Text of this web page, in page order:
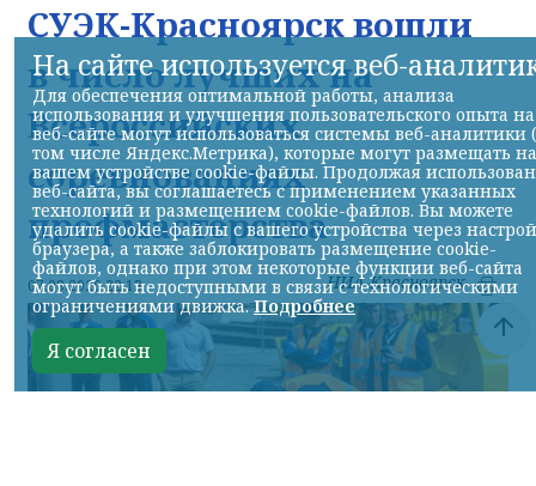
СУЭК-Красноярск вошли
в число лучших на
Всероссийских
соревнованиях
профмастерства
07.08.2026 22:13 НИА-Красноярск
На сайте используется веб-
Для обеспечения оптимальной работы, анализа
использования и улучшения пользовательского опыта на
веб-сайте могут использоваться системы веб-аналитики
том числе Яндекс.Метрика), которые могут размещать на
вашем устройстве cookie-файлы. Продолжая
веб-сайта, вы соглашаетесь с применением указанных
технологий и размещением cookie-файлов. Вы можете
удалить cookie-файлы с вашего устройства через
браузера, а также заблокировать размещение cookie-
файлов, однако при этом некоторые функции веб-сайта
могут быть недоступными в связи с технологическими
ограничениями движка.Подробнее
Я согласен